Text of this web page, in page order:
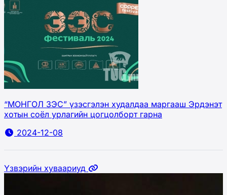
“МОНГОЛ ЗЭС” үзэсгэлэн худалдаа маргааш Эрдэнэт
хотын соёл урлагийн цогцолборт гарна
2024-12-08
Үзвэрийн хуваариуд